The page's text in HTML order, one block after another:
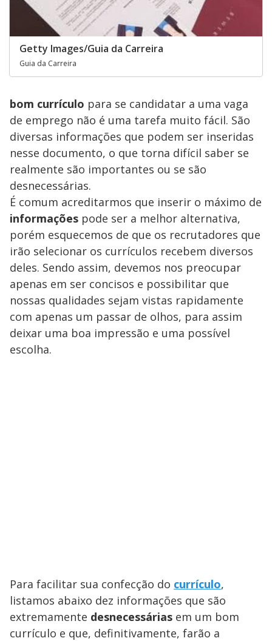
Getty Images/Guia da Carreira
Guia da Carreira
bom currículo para se candidatar a uma vaga
de emprego não é uma tarefa muito fácil. São
diversas informações que podem ser inseridas
nesse documento, o que torna difícil saber se
realmente são importantes ou se são
desnecessárias.
É comum acreditarmos que inserir o máximo de
informações pode ser a melhor alternativa,
porém esquecemos de que os recrutadores que
irão selecionar os currículos recebem diversos
deles. Sendo assim, devemos nos preocupar
apenas em ser concisos e possibilitar que
nossas qualidades sejam vistas rapidamente
com apenas um passar de olhos, para assim
deixar uma boa impressão e uma possível
escolha.
Para facilitar sua confecção do currículo,
listamos abaixo dez informações que são
extremamente desnecessárias em um bom
currículo e que, definitivamente, farão a